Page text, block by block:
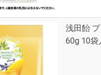
浅田飴
60g 10袋